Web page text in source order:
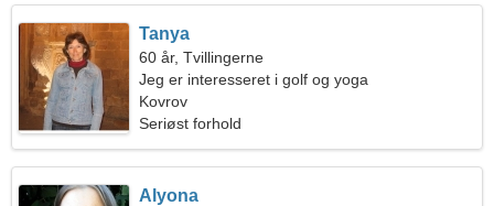
Tanya
60 år, Tvillingerne
Jeg er interesseret i golf og yoga
Kovrov
Seriøst forhold
Alyona